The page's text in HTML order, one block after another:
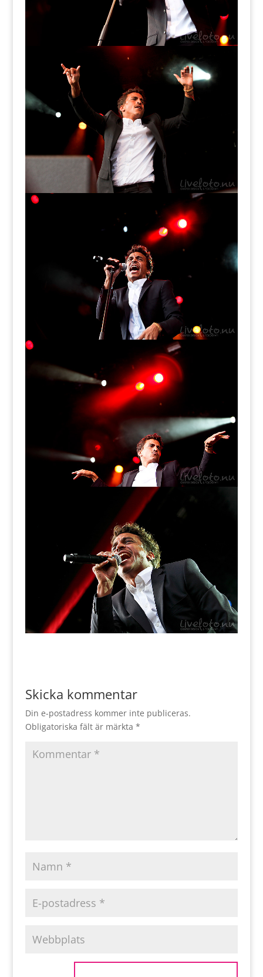
Skicka kommentar
Din e-postadress kommer inte publiceras.
Obligatoriska fält är märkta *